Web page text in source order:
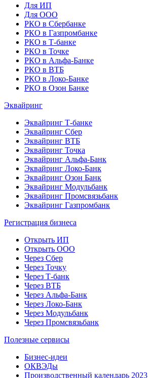
Для ИП
Для ООО
РКО в Сбербанке
РКО в Газпромбанке
РКО в Т-банке
РКО в Точке
РКО в Альфа-Банке
РКО в ВТБ
РКО в Локо-Банке
РКО в Озон Банке
Эквайринг
Эквайринг Т-банке
Эквайринг Сбер
Эквайринг ВТБ
Эквайринг Точка
Эквайринг Альфа-Банк
Эквайринг Локо-Банк
Эквайринг Озон Банк
Эквайринг Модульбанк
Эквайринг Промсвязьбанк
Эквайринг Газпромбанк
Регистрация бизнеса
Открыть ИП
Открыть ООО
Через Сбер
Через Точку
Через Т-банк
Через ВТБ
Через Альфа-Банк
Через Локо-Банк
Через Модульбанк
Через Промсвязьбанк
Полезные сервисы
Бизнес-идеи
ОКВЭДы
Производственный календарь 2023